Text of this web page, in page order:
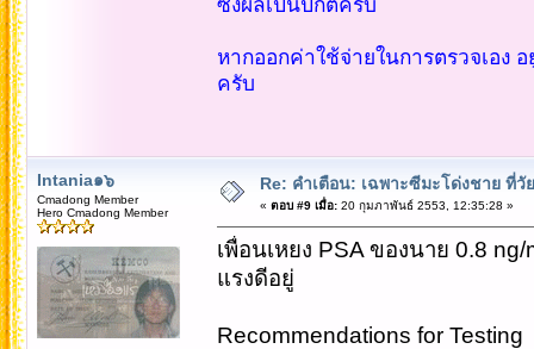
หากออกค่าใช้จ่ายในการตรวจเอง
ครับ
Intania๑๖
Cmadong Member
Hero Cmadong Member
Re: คำเตือน: เฉพาะซีมะโด่งชาย ที่
« ตอบ #9 เมื่อ:20 กุมภาพันธ์ 2553, 12:35:28 »
เพื่อนเหยง PSA ของนาย 0.8
แรงดีอยู่
Recommendations for Testing